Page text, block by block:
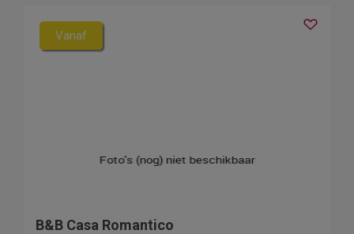
Vanaf
B&B Casa Romantico